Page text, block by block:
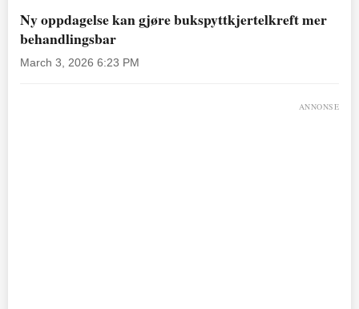
Ny oppdagelse kan gjøre bukspyttkjertelkreft mer
behandlingsbar
March 3, 2026 6:23 PM
ANNONSE